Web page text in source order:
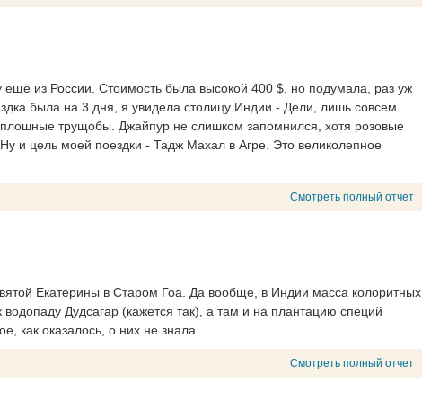
ещё из России. Стоимость была высокой 400 $, но подумала, раз уж
была на 3 дня, я увидела столицу Индии - Дели, лишь совсем
трущобы. Джайпур не слишком запомнился, хотя розовые
и цель моей поездки - Тадж Махал в Агре. Это великолепное
Смотреть полный отчет
Екатерины в Старом Гоа. Да вообще, в Индии масса колоритных
Дудсагар (кажется так), а там и на плантацию специй
как оказалось, о них не знала.
Смотреть полный отчет